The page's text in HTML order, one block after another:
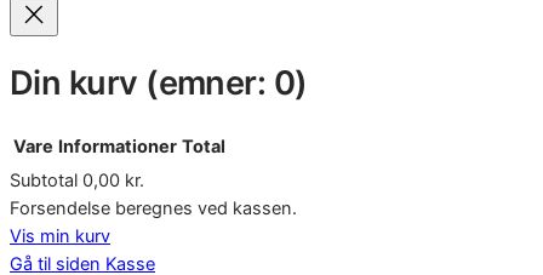
Din kurv (emner: 0)
Varer
i
Vare Informationer Total
Subtotal 0,00 kr.
Forsendelse beregnes ved kassen.
Vis min kurv
Gå til siden Kasse